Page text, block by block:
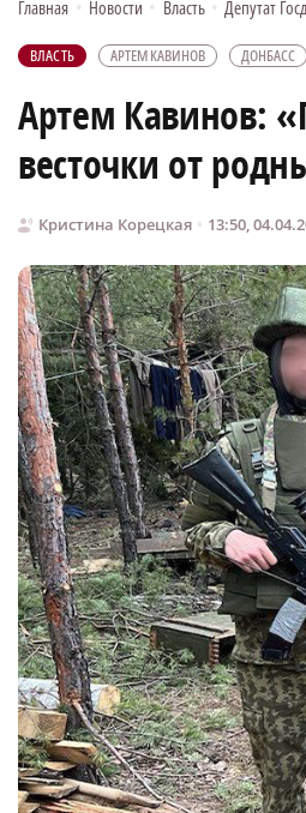
Главная • Новости • Власть • Депутат
ВЛАСТЬ АРТЕМ КАВИНОВ ДОНБАСС
Артем Кавинов:
весточки от
Кристина Корецкая 13:50,